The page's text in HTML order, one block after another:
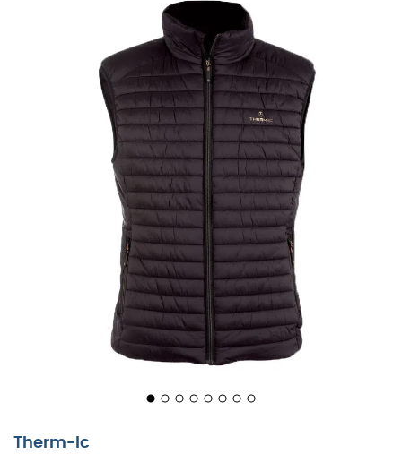
Therm-Ic
PowerVest Heatto kurtka puchowadlamężczyzn
zaprojektowana przezTherm-Ic, idealna do
całorocznych aktywności na świeżym powietrzu. Ta
kurtka bez rękawów
jest cienka i lekka, co pozwala
nosić ją pod inną kurtką w najzimniejsze dni lub łatwo
schować do plecaka, aby zabrać ją wszędzie ze sobą.
ma 5 inteligentnie rozmieszczonych
stref grzewczych, zapewniając delikatne i równomierne
rozprowadzenie ciepła dla maksymalnego komfortu.
Therm-Ic Heat controldziałającej na
kurtka bez rękawówzostała
zaprojektowana tak, aby umożliwić łatwe regulowanie
ciepła z poziomu smartfona.
5 ultracienkich elementów grzewczych,
brzuchu, kieszeniach, nerkach i plecach